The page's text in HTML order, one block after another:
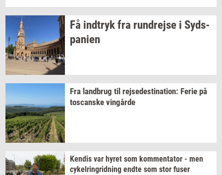
Få ind­trykfra run­drej­se i Syds­
pa­ni­en
Fra land­brug til rej­se­desti­na­tion: Ferie på
toscan­ske vin­går­de
Ken­dis var hyret som kom­men­ta­tor - men
cy­kel­rin­grid­ning endte som stor fuser